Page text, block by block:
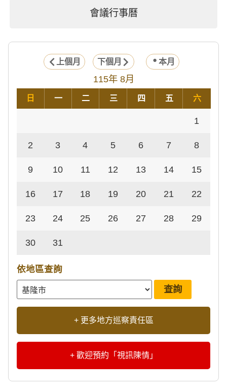
會議行事曆
上個月 下個月 本月
115年 8月
日 一 二 三 四 五 六
1
2 3 4 5 6 7 8
9 10 11 12 13 14 15
16 17 18 19 20 21 22
23 24 25 26 27 28 29
30 31
依地區查詢
+ 更多地方巡察責任區
+ 歡迎預約「視訊陳情」